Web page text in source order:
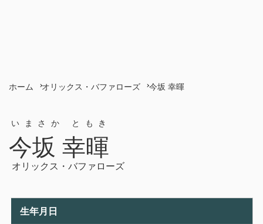
ホーム オリックス・バファローズ 今坂 幸暉
今坂 幸暉
いまさか ともき
オリックス・バファローズ
生年月日